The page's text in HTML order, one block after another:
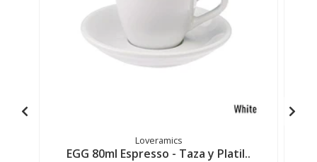
Loveramics
EGG 80ml Espresso - Taza y Platil..